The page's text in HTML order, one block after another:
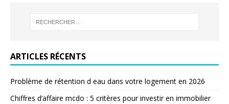
ARTICLES RÉCENTS
Problème de rétention d eau dans votre logement en 2026
Chiffres d’affaire mcdo : 5 critères pour investir en immobilier